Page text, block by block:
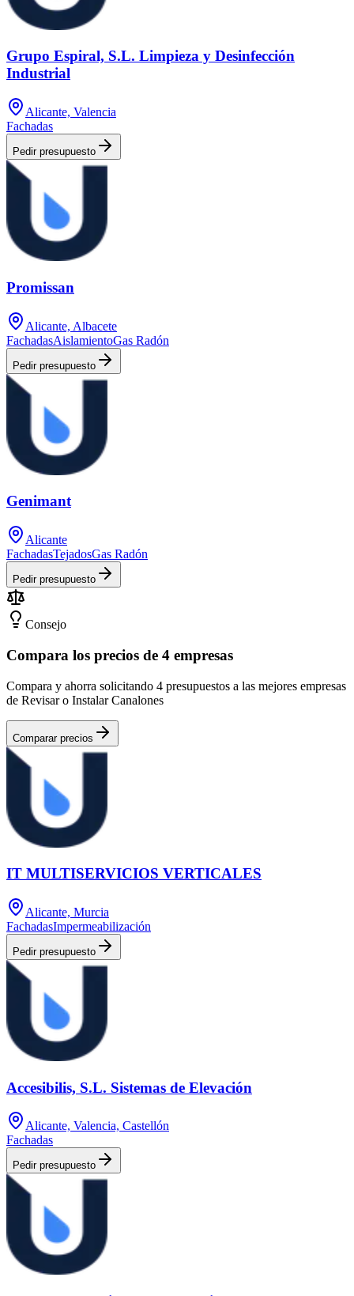
Grupo Espiral, S.L. Limpieza y Desinfección
Industrial
Alicante, Valencia
Fachadas
Pedir presupuesto
Promissan
Alicante, Albacete
FachadasAislamientoGas Radón
Pedir presupuesto
Genimant
Alicante
FachadasTejadosGas Radón
Pedir presupuesto
Consejo
Compara los precios de 4 empresas
Compara y ahorra solicitando 4 presupuestos a las mejores empresas
de Revisar o Instalar Canalones
Comparar precios
IT MULTISERVICIOS VERTICALES
Alicante, Murcia
FachadasImpermeabilización
Pedir presupuesto
Accesibilis, S.L. Sistemas de Elevación
Alicante, Valencia, Castellón
Fachadas
Pedir presupuesto